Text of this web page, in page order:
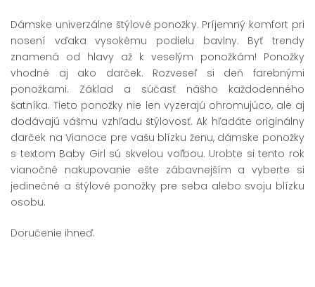
Dámske univerzálne štýlové ponožky. Príjemný komfort pri
nosení vďaka vysokému podielu bavlny. Byť trendy
znamená od hlavy až k veselým ponožkám! Ponožky
vhodné aj ako darček. Rozveseľ si deň farebnými
ponožkami. Základ a súčasť nášho každodenného
šatníka. Tieto ponožky nie len vyzerajú ohromujúco, ale aj
dodávajú vášmu vzhľadu štýlovosť. Ak hľadáte originálny
darček na Vianoce pre vašu blízku ženu, dámske ponožky
s textom Baby Girl sú skvelou voľbou. Urobte si tento rok
vianočné nakupovanie ešte zábavnejším a vyberte si
jedinečné a štýlové ponožky pre seba alebo svoju blízku
osobu.
Doručenie ihneď.